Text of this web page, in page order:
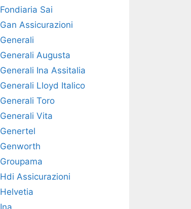
Fondiaria Sai
Gan Assicurazioni
Generali
Generali Augusta
Generali Ina Assitalia
Generali Lloyd Italico
Generali Toro
Generali Vita
Genertel
Genworth
Groupama
Hdi Assicurazioni
Helvetia
Ina